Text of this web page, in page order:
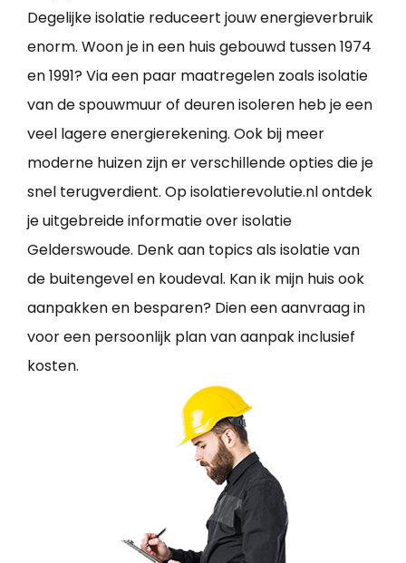
Degelijke isolatie reduceert jouw energieverbruik
enorm. Woon je in een huis gebouwd tussen 1974
en 1991? Via een paar maatregelen zoals isolatie
van de spouwmuur of deuren isoleren heb je een
veel lagere energierekening. Ook bij meer
moderne huizen zijn er verschillende opties die je
snel terugverdient. Op isolatierevolutie.nl ontdek
je uitgebreide informatie over isolatie
Gelderswoude. Denk aan topics als isolatie van
de buitengevel en koudeval. Kan ik mijn huis ook
aanpakken en besparen? Dien een aanvraag in
voor een persoonlijk plan van aanpak inclusief
kosten.